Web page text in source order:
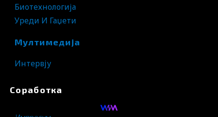
Биотехнологија
Уреди И Гаџети
Мултимедија
Интервју
Соработка